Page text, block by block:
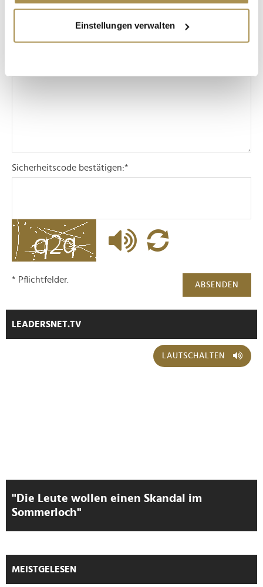
Informationen über Ihre geografische Lage
erfassen, welche bis auf einige Meter genau sein
personalisieren, Funktionen für soziale Medien anbieten
soziale Medien, Werbung und Analysen weiter. Unsere
Partner führen diese Informationen möglicherweise mit
weiteren Daten zusammen, die Sie ihnen bereitgestellt
haben oder die sie im Rahmen Ihrer Nutzung der Dienste
Einstellungen verwalten
Sicherheitscode bestätigen:*
ABSENDEN
* Pflichtfelder.
LEADERSNET.TV
LAUTSCHALTEN
"Die Leute wollen einen Skandal im
Sommerloch"
MEISTGELESEN